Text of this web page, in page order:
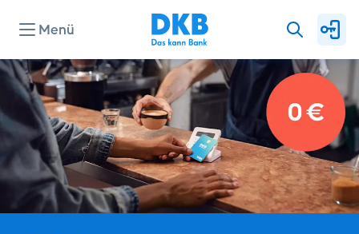
Menü
Konten & Karten
Kredite
Investieren & Sparen